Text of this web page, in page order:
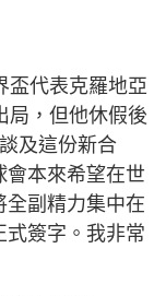
盃代表克羅地亞
局，但他休假後
及這份新合
會本來希望在世
全副精力集中在
式簽字。我非常